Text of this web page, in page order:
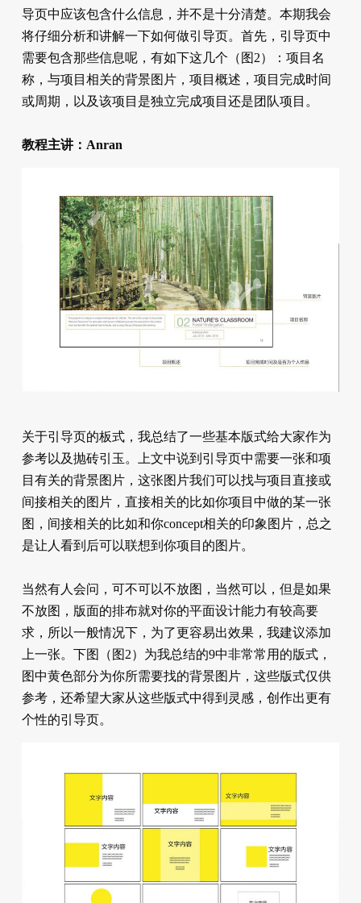
导页中应该包含什么信息，并不是十分清楚。本期我会
将仔细分析和讲解一下如何做引导页。首先，引导页中
需要包含那些信息呢，有如下这几个（图2）：项目名
称，与项目相关的背景图片，项目概述，项目完成时间
或周期，以及该项目是独立完成项目还是团队项目。
教程主讲：Anran
关于引导页的板式，我总结了一些基本版式给大家作为
参考以及抛砖引玉。上文中说到引导页中需要一张和项
目有关的背景图片，这张图片我们可以找与项目直接或
间接相关的图片，直接相关的比如你项目中做的某一张
图，间接相关的比如和你concept相关的印象图片，总之
是让人看到后可以联想到你项目的图片。
当然有人会问，可不可以不放图，当然可以，但是如果
不放图，版面的排布就对你的平面设计能力有较高要
求，所以一般情况下，为了更容易出效果，我建议添加
上一张。下图（图2）为我总结的9中非常常用的版式，
图中黄色部分为你所需要找的背景图片，这些版式仅供
参考，还希望大家从这些版式中得到灵感，创作出更有
个性的引导页。